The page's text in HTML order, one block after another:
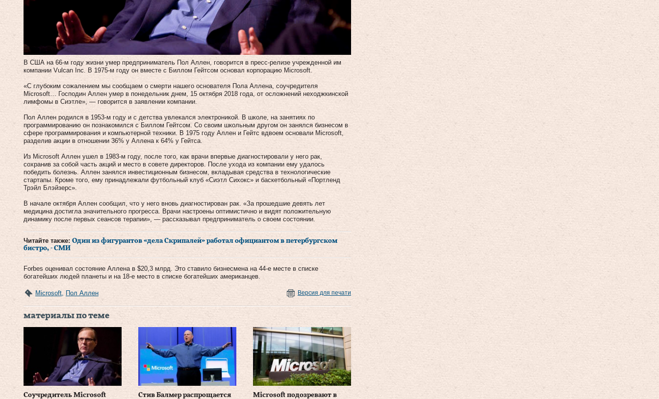
В США на 66-м году жизни умер предприниматель Пол Аллен, говорится в пресс-релизе учрежденной им
компании Vulcan Inc. В 1975-м году он вместе с Биллом Гейтсом основал корпорацию Microsoft.
«С глубоким сожалением мы сообщаем о смерти нашего основателя Пола Аллена, соучредителя
Microsoft… Господин Аллен умер в понедельник днем, 15 октября 2018 года, от осложнений неходжкинской
лимфомы в Сиэтле», — говорится в заявлении компании.
Пол Аллен родился в 1953-м году и с детства увлекался электроникой. В школе, на занятиях по
программированию он познакомился с Биллом Гейтсом. Со своим школьным другом он занялся бизнесом в
сфере программирования и компьютерной техники. В 1975 году Аллен и Гейтс вдвоем основали Microsoft,
разделив акции в отношении 36% у Аллена к 64% у Гейтса.
Из Microsoft Аллен ушел в 1983-м году, после того, как врачи впервые диагностировали у него рак,
сохранив за собой часть акций и место в совете директоров. После ухода из компании ему удалось
победить болезнь. Аллен занялся инвестиционным бизнесом, вкладывая средства в технологические
стартапы. Кроме того, ему принадлежали футбольный клуб «Сиэтл Сихокс» и баскетбольный «Портленд
Трэйл Блэйзерс».
В начале октября Аллен сообщил, что у него вновь диагностирован рак. «За прошедшие девять лет
медицина достигла значительного прогресса. Врачи настроены оптимистично и видят положительную
динамику после первых сеансов терапии», — рассказывал предприниматель о своем состоянии.
Читайте также: Один из фигурантов «дела Скрипалей» работал официантом в петербургском
бистро, - СМИ
Forbes оценивал состояние Аллена в $20,3 млрд. Это ставило бизнесмена на 44-е месте в списке
богатейших людей планеты и на 18-е место в списке богатейших американцев.
Microsoft Пол Аллен Версия для печати
материалы по теме
Соучредитель Microsoft
Стив Балмер распрощается
Microsoft подозревают в